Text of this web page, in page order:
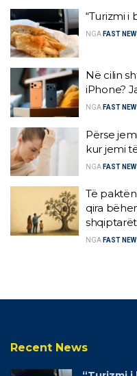
“Turizmi i
NGA FAST
Në cilin
iPhone?
NGA FAST
Përse
kur jemi
NGA FAST
Të
qira
shqiptarët
NGA FAST
Recent News